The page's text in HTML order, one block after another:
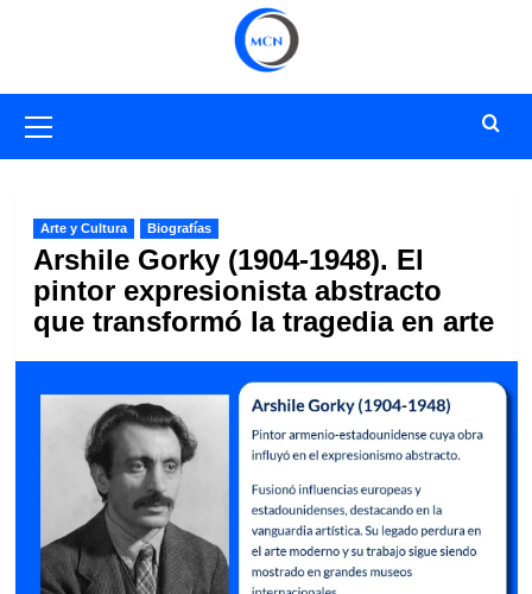
primario
Arte y Cultura Biografías
Arshile Gorky (1904-1948). El
pintor expresionista abstracto
que transformó la tragedia en arte